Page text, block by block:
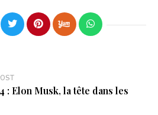
: Elon Musk, la tête dans les